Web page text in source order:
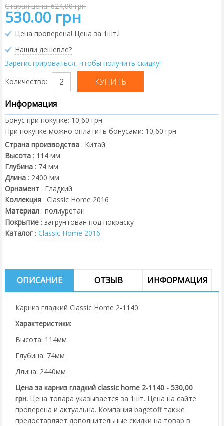
Старая цена: 624,00 грн
530.00 грн
Цена проверена! Цена за 1шт.!
Нашли дешевле?
Зарегистрироваться, чтобы получить скидку!
Количество:
Информация
Бонус при покупке: 10,60 грн
При покупке можно оплатить бонусами: 10,60 грн
Страна производства : Китай
Высота : 114 мм
Глубина : 74 мм
Длина : 2400 мм
Орнамент : Гладкий
Коллекция : Classic Home 2016
Материал : полиуретан
Покрытие : загрунтован под покраску
Каталог : Classic Home 2016
ОПИСАНИЕ ОТЗЫВ ИНФОРМАЦИЯ
Карниз гладкий Classic Home 2-1140
Характеристики:
Высота: 114мм
Глубина: 74мм
Длина: 2440мм
Цена за карниз гладкий classic home 2-1140 - 530,00
грн. Цена товара указывается за 1шт. Цена на сайте
проверена и актуальна. Компания bagetoff также
предоставляет дополнительные скидки на товар в